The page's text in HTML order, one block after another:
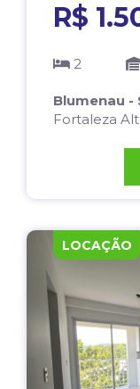
R$
2
Blumenau -
Fortaleza
LOCAÇÃO